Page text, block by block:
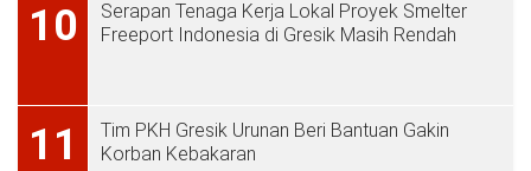
10
Serapan Tenaga Kerja Lokal Proyek Smelter
Freeport Indonesia di Gresik Masih Rendah
11
Tim PKH Gresik Urunan Beri Bantuan Gakin
Korban Kebakaran